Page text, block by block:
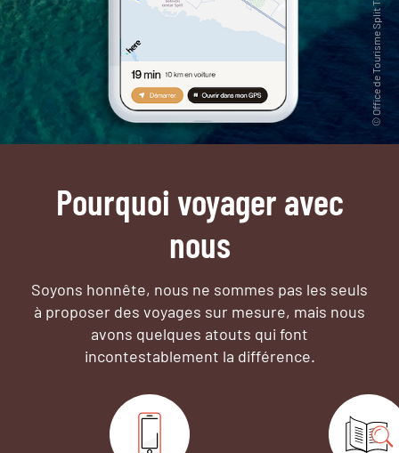
Pourquoi voyager avec
nous
Soyons honnête, nous ne sommes pas les seuls
à proposer des voyages sur mesure, mais nous
avons quelques atouts qui font
incontestablement la différence.